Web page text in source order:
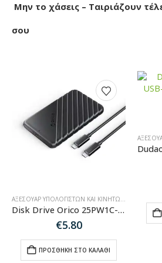
Μην το χάσεις – Ταιριάζουν
σου
ΑΞΕΣΟΥΆΡ ΥΠΟΛΟΓΙΣΤΏΝ ΚΑΙ ΚΙΝΗΤΏΝ ΚΑΛΏΔΙΑ
Disk Drive Orico 25PW1C-C3 2.5″ HDD/SSD USB-C 3.1 6Gb/s – Black
€5.80
ΠΡΟΣΘΉΚΗ ΣΤΟ ΚΑΛΆΘΙ